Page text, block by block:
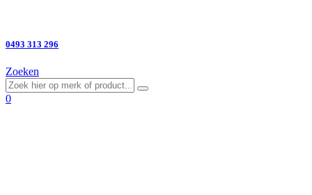
0493 313 296
Zoeken
0